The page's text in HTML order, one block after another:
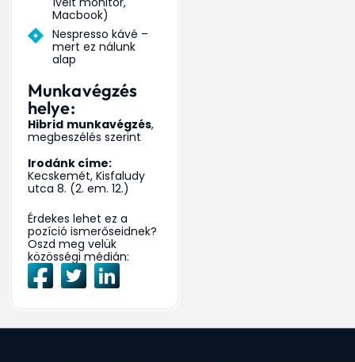
Macbook)
Nespresso kávé –
mert ez nálunk
alap
Munkavégzés
helye:
Hibrid munkavégzés,
megbeszélés szerint
Irodánk címe:
Kecskemét, Kisfaludy
utca 8. (2. em. 12.)
Érdekes lehet ez a
pozíció ismerőseidnek?
Oszd meg velük
közösségi médián: